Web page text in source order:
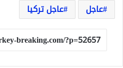
عاجل
عاجل تركيا